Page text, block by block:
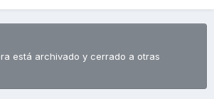
está archivado y cerrado a otras